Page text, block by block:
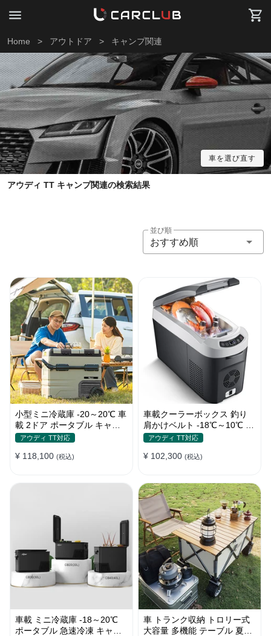
Home > アウトドア > キャンプ関連
車を選び直す
アウディ TT キャンプ関連の検索結果
並び順
おすすめ順
小型ミニ冷蔵庫 -20～20℃ 車
載 2ドア ポータブル キャン
プ アウトドア 車中泊 静音
アウディ TT対応
¥ 118,100 (税込)
車載クーラーボックス 釣り
肩かけベルト -18℃～10℃ 冷
凍冷蔵庫 車中泊 キャンプ 家
アウディ TT対応
¥ 102,300 (税込)
車載 ミニ冷蔵庫 -18～20℃
ポータブル 急速冷凍 キャン
車 トランク収納 トロリー式
大容量 多機能 テーブル 夏ド